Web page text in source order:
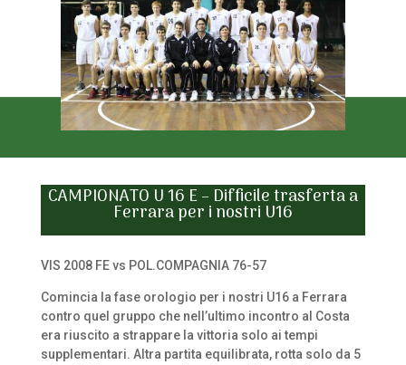
CAMPIONATO U 16 E – Difficile trasferta a
Ferrara per i nostri U16
VIS 2008 FE vs POL.COMPAGNIA 76-57
Comincia la fase orologio per i nostri U16 a Ferrara
contro quel gruppo che nell’ultimo incontro al Costa
era riuscito a strappare la vittoria solo ai tempi
supplementari. Altra partita equilibrata, rotta solo da 5